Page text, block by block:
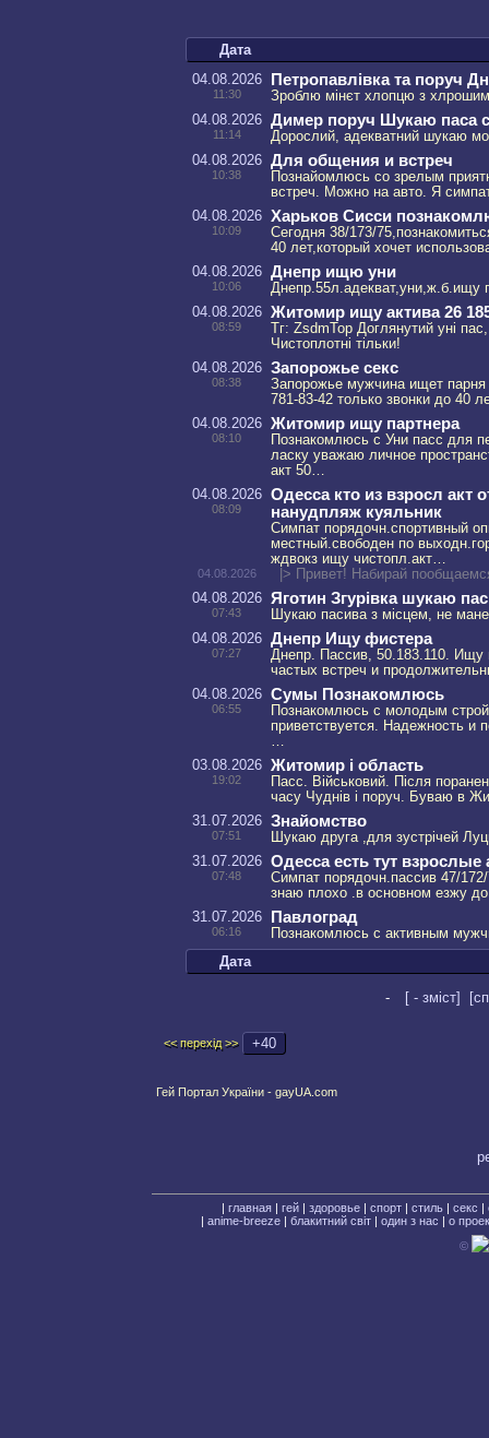
Дата
04.08.2026
11:30
Петропавлівка та поруч
Зроблю мінєт хлопцю з
04.08.2026
11:14
Димер поруч Шукаю паса
Дорослий, адекватний шукаю
04.08.2026
10:38
Для общения и встреч
Познайомлюсь со зрелым
встреч. Можно на авто. Я
04.08.2026
10:09
Харьков Сисси
Сегодня 38/173/
40 лет,который хочет
04.08.2026
10:06
Днепр ищю уни
Днепр.55л.адекват,уни,ж.б.ищу
04.08.2026
08:59
Житомир ищу актива 26
Тг: ZsdmTop Доглянутий уні
Чистоплотні тільки!
04.08.2026
08:38
Запорожье секс
Запорожье мужчина ищет парня
781-83-42 только звонки до 40
04.08.2026
08:10
Житомир ищу партнера
Познакомлюсь с Уни пасс для
ласку уважаю личное
акт 50…
04.08.2026
08:09
Одесса кто из взросл акт
нанудпляж куяльник
Симпат порядочн.спортивный
местный.свободeн по
ждвокз ищу чистопл.акт…
04.08.2026 |> Привет! Набирай
04.08.2026
07:43
Яготин Згурівка шукаю
Шукаю пасива з місцем, не
04.08.2026
07:27
Днепр Ищу фистера
Днепр. Пассив, 50.183.110. Ищу
частых встреч и
04.08.2026
06:55
Сумы Познакомлюсь
Познакомлюсь с молодым
приветствуется. Надежность и
…
03.08.2026
19:02
Житомир і область
Пасс. Військовий. Після
часу Чуднів і поруч. Буваю в
31.07.2026
07:51
Знайомство
Шукаю друга ,для зустрічей
31.07.2026
07:48
Одесса есть тут взрослые
Симпат порядочн.пассив 47/
знаю плохо .в основном езжу
31.07.2026
06:16
Павлоград
Познакомлюсь с активным
Дата
- [ - зміст]
<< перехід >> +40
Гей Портал України - gayUA.com
| главная| гей| здоровье| спорт| стиль| секс |
| anime-breeze| блакитний свiт| один з нас | о
©